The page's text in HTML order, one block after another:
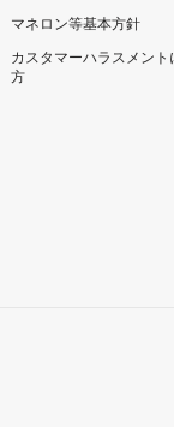
マネロン等基本方針
カスタマーハラスメント
方